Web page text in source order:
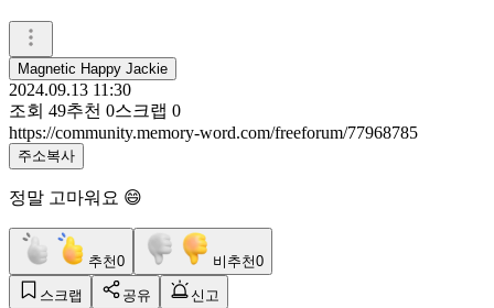
Magnetic Happy Jackie
2024.09.13 11:30
조회 49추천 0스크랩 0
https://community.memory-word.com/freeforum/77968785
주소복사
정말 고마워요 😄
추천0 비추천0
스크랩 공유
신고